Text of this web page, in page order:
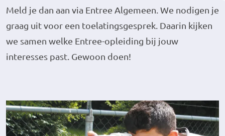
Meld je dan aan via Entree Algemeen. We nodigen je
graag uit voor een toelatingsgesprek. Daarin kijken
we samen welke Entree-opleiding bij jouw
interesses past. Gewoon doen!